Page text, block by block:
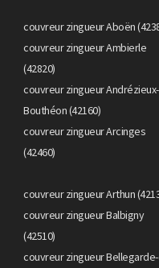
couvreur zingueur Aboën
couvreur zingueur Ambierle
(42820)
couvreur zingueur Andrézieux-
Bouthéon (42160)
couvreur zingueur Arcinges
(42460)
couvreur zingueur Arthun
couvreur zingueur Balbigny
(42510)
couvreur zingueur